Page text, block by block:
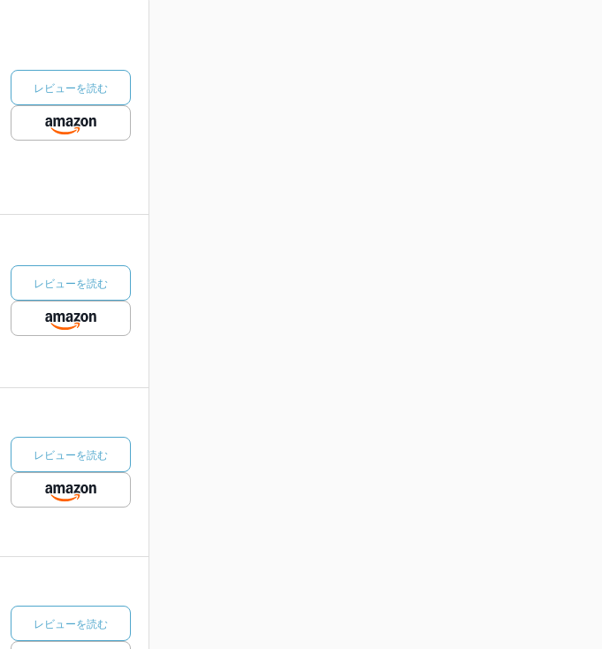
レビューを読む
レビューを読む
レビューを読む
レビューを読む